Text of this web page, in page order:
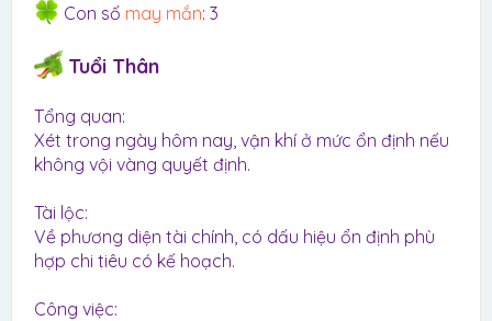
Con số may mắn: 3
Tuổi Thân
Tổng quan:
Xét trong ngày hôm nay, vận khí ở mức ổn định nếu
không vội vàng quyết định.
Tài lộc:
Về phương diện tài chính, có dấu hiệu ổn định phù
hợp chi tiêu có kế hoạch.
Công việc: